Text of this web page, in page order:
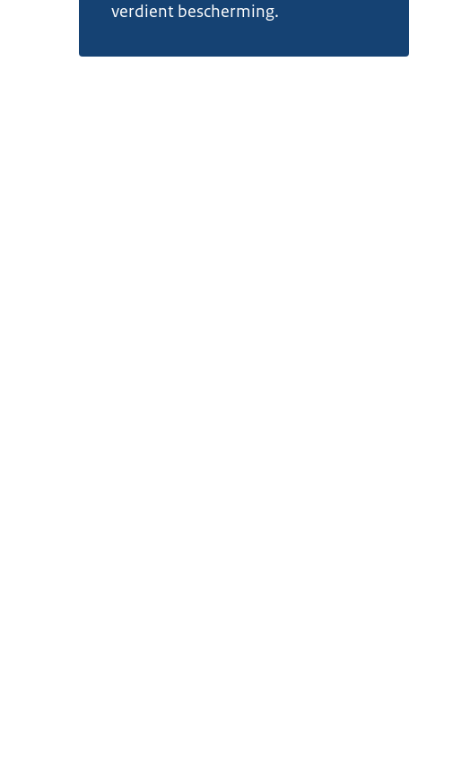
verdient bescherming.